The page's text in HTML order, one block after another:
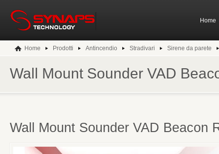
Home
Home Prodotti Antincendio Stradivari Sirene da parete
Wall Mount Sounder VAD
Wall Mount Sounder VAD Beacon